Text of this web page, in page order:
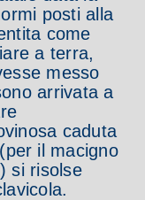
posti alla
come
a terra,
messo
arrivata a
caduta
(per il macigno
si risolse